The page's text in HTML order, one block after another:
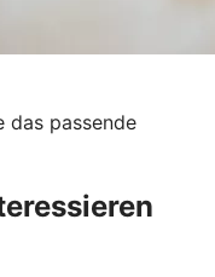
das passende